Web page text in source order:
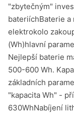
"zbytečným"
bateriíchBaterie a
elektrokolo
(Wh)hlavní
Nejlepší baterie
500-600 Wh.
základních
"kapacita Wh" -
630WhNabíjení